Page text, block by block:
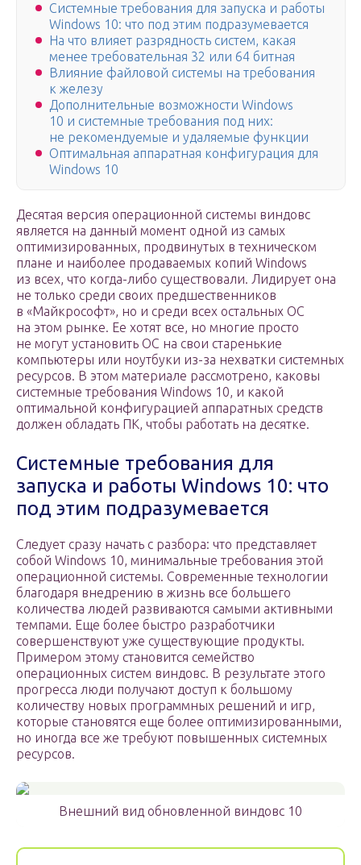
Системные требования для запуска и работы
Windows 10: что под этим подразумевается
На что влияет разрядность систем, какая
менее требовательная 32 или 64 битная
Влияние файловой системы на требования
к железу
Дополнительные возможности Windows
10 и системные требования под них:
не рекомендуемые и удаляемые функции
Оптимальная аппаратная конфигурация для
Windows 10
Десятая версия операционной системы виндовс
является на данный момент одной из самых
оптимизированных, продвинутых в техническом
плане и наиболее продаваемых копий Windows
из всех, что когда-либо существовали. Лидирует она
не только среди своих предшественников
в «Майкрософт», но и среди всех остальных ОС
на этом рынке. Ее хотят все, но многие просто
не могут установить ОС на свои старенькие
компьютеры или ноутбуки из-за нехватки системных
ресурсов. В этом материале рассмотрено, каковы
системные требования Windows 10, и какой
оптимальной конфигурацией аппаратных средств
должен обладать ПК, чтобы работать на десятке.
Системные требования для
запуска и работы Windows 10: что
под этим подразумевается
Следует сразу начать с разбора: что представляет
собой Windows 10, минимальные требования этой
операционной системы. Современные технологии
благодаря внедрению в жизнь все большего
количества людей развиваются самыми активными
темпами. Еще более быстро разработчики
совершенствуют уже существующие продукты.
Примером этому становится семейство
операционных систем виндовс. В результате этого
прогресса люди получают доступ к большому
количеству новых программных решений и игр,
которые становятся еще более оптимизированными,
но иногда все же требуют повышенных системных
ресурсов.
Внешний вид обновленной виндовс 10